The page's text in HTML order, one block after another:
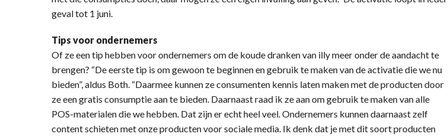
geval tot 1 juni.
Tips voor ondernemers
Of ze een tip hebben voor ondernemers om de koude dranken van illy meer onder de aandacht te
brengen? “De eerste tip is om gewoon te beginnen en gebruik te maken van de activatie die we nu
bieden”, aldus Both. “Daarmee kunnen ze consumenten kennis laten maken met de producten door
ze een gratis consumptie aan te bieden. Daarnaast raad ik ze aan om gebruik te maken van alle
POS-materialen die we hebben. Dat zijn er echt heel veel. Ondernemers kunnen daarnaast zelf
content schieten met onze producten voor sociale media. Ik denk dat je met dit soort producten